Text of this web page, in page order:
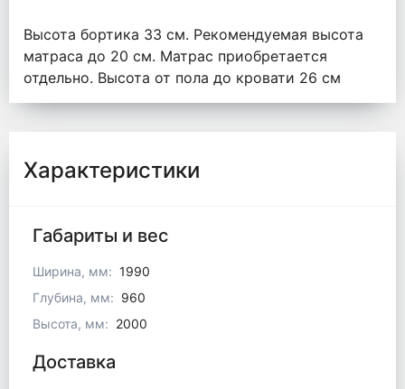
Высота бортика 33 см. Рекомендуемая высота
матраса до 20 см. Матрас приобретается
отдельно. Высота от пола до кровати 26 см
Характеристики
Габариты и вес
Ширина, мм: 1990
Глубина, мм: 960
Высота, мм: 2000
Доставка